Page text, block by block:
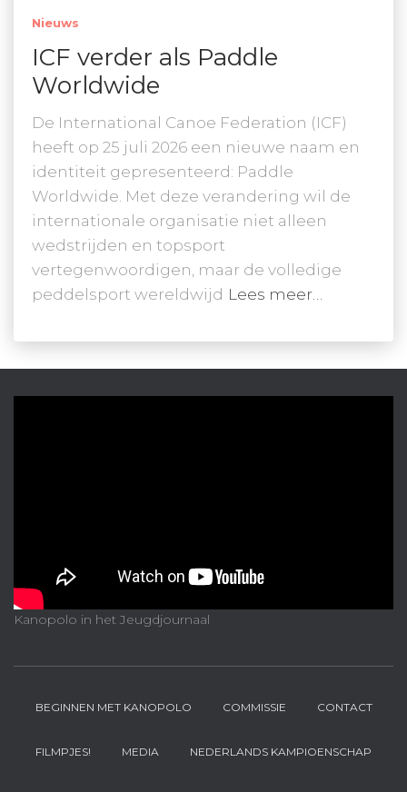
Nieuws
ICF verder als Paddle
Worldwide
De International Canoe Federation (ICF)
heeft op 25 juli 2026 een nieuwe naam en
identiteit gepresenteerd: Paddle
Worldwide. Met deze verandering wil de
internationale organisatie niet alleen
wedstrijden en topsport
vertegenwoordigen, maar de volledige
peddelsport wereldwijd Lees meer…
Kanopolo in het Jeugdjournaal
BEGINNEN MET KANOPOLO COMMISSIE CONTACT
FILMPJES! MEDIA NEDERLANDS KAMPIOENSCHAP